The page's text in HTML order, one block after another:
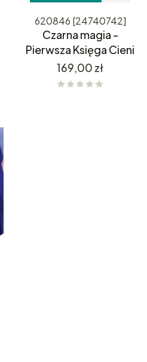
620846 [24740742]
Czarna magia -
Pierwsza Księga Cieni
Cena
169,00 zł